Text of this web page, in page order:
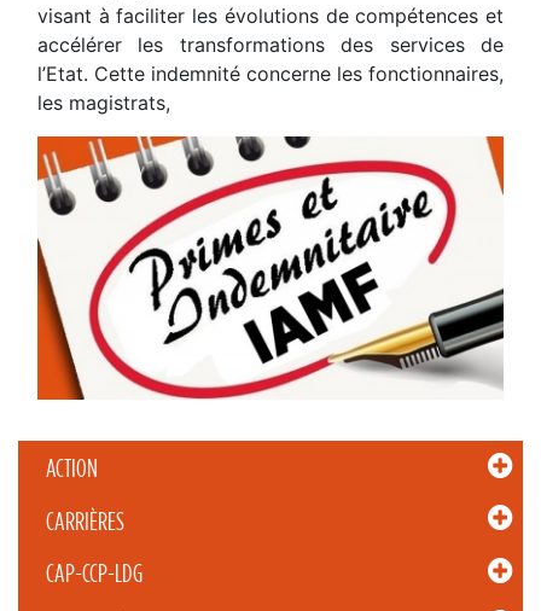
ACTION
CARRIÈRES
CAP-CCP-LDG
visant à faciliter les évolutions de compétences et
accélérer les transformations des services de
l’Etat. Cette indemnité concerne les fonctionnaires,
les magistrats,